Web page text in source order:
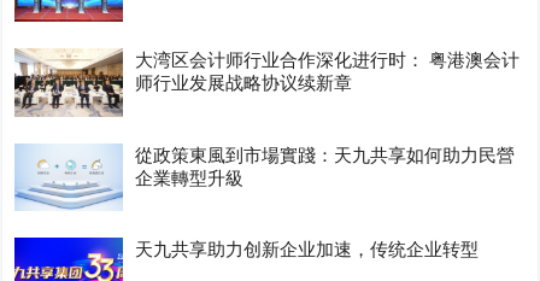
大湾区会计师行业合作深化进行时： 粤港澳会计
师行业发展战略协议续新章
從政策東風到市場實踐：天九共享如何助力民營
企業轉型升級
天九共享助力创新企业加速，传统企业转型